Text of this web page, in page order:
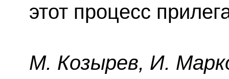
этот процесс
М. Козырев, И.